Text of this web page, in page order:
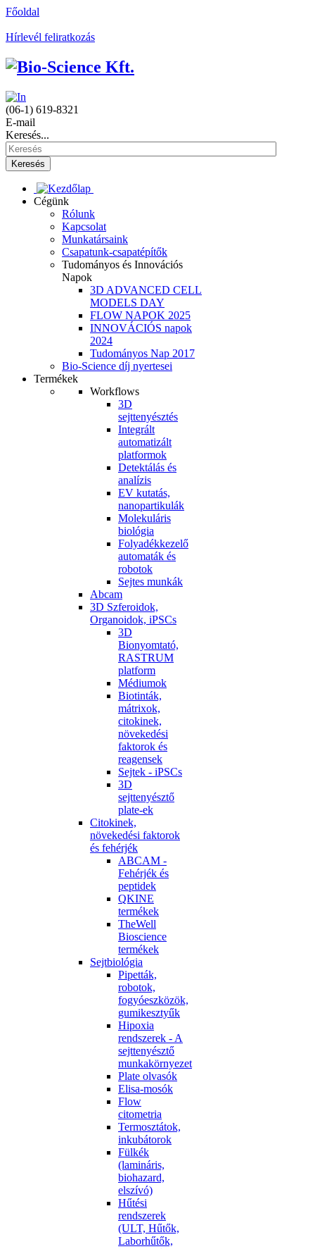
Főoldal
Hírlevél feliratkozás
(06-1) 619-8321
E-mail
Keresés...
Keresés
Cégünk
Rólunk
Kapcsolat
Munkatársaink
Csapatunk-csapatépítők
Tudományos és Innovációs
Napok
3D ADVANCED CELL
MODELS DAY
FLOW NAPOK 2025
INNOVÁCIÓS napok
2024
Tudományos Nap 2017
Bio-Science díj nyertesei
Termékek
Workflows
3D
sejttenyésztés
Integrált
automatizált
platformok
Detektálás és
analízis
EV kutatás,
nanopartikulák
Molekuláris
biológia
Folyadékkezelő
automaták és
robotok
Sejtes munkák
Abcam
3D Szferoidok,
Organoidok, iPSCs
3D
Bionyomtató,
RASTRUM
platform
Médiumok
Biotinták,
mátrixok,
citokinek,
növekedési
faktorok és
reagensek
Sejtek - iPSCs
3D
sejttenyésztő
plate-ek
Citokinek,
növekedési faktorok
és fehérjék
ABCAM -
Fehérjék és
peptidek
QKINE
termékek
TheWell
Bioscience
termékek
Sejtbiológia
Pipetták,
robotok,
fogyóeszközök,
gumikesztyűk
Hipoxia
rendszerek - A
sejttenyésztő
munkakörnyezet
Plate olvasók
Elisa-mosók
Flow
citometria
Termosztátok,
inkubátorok
Fülkék
(lamináris,
biohazard,
elszívó)
Hűtési
rendszerek
(ULT, Hűtők,
Laborhűtők,